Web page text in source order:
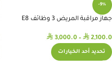
-9%
جهاز مراقبة المريض 3 وظائف E8
⃁ 2,100.0
–
⃁ 3,000.0
تحديد أحد الخيارات